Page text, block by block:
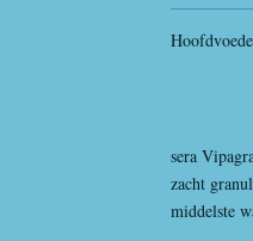
sera
zacht
middelste